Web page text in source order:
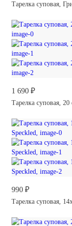
Тарелка суповая,
1 690 ₽
Тарелка суповая,
990 ₽
Тарелка суповая,